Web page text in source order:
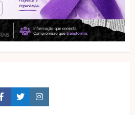
FacebookTwitterInstagram